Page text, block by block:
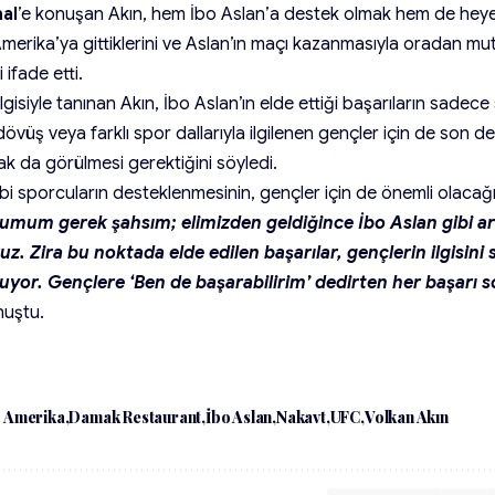
’e konuşan Akın, hem İbo Aslan’a destek olmak hem de
gittiklerini ve Aslan’ın maçı kazanmasıyla oradan
ifade etti.
tanınan Akın, İbo Aslan’ın elde ettiği başarıların
dövüş veya farklı spor dallarıyla ilgilenen gençler için de son
da görülmesi gerektiğini söyledi.
sporcuların desteklenmesinin, gençler için de önemli
gerek şahsım; elimizden geldiğince İbo Aslan gibi
Zira bu noktada elde edilen başarılar, gençlerin ilgisini
Gençlere ‘Ben de başarabilirim’ dedirten her başarı
Amerika Damak Restaurant İbo Aslan Nakavt UFC Volkan Akın